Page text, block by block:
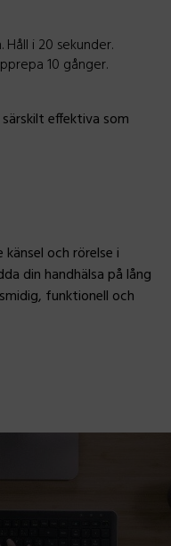
i 20 sekunder.
10 gånger.
effektiva som
och rörelse i
din handhälsa på lång
funktionell och